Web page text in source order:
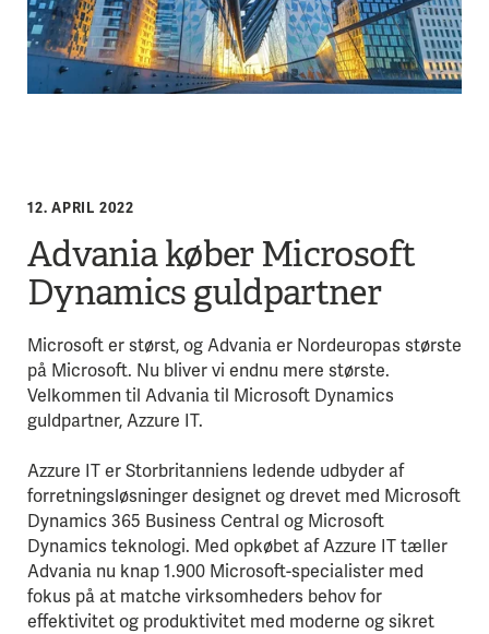
12. APRIL 2022
Advania køber Microsoft
Dynamics guldpartner
Microsoft er størst, og Advania er Nordeuropas største
på Microsoft. Nu bliver vi endnu mere største.
Velkommen til Advania til Microsoft Dynamics
guldpartner, Azzure IT.
Azzure IT er Storbritanniens ledende udbyder af
forretningsløsninger designet og drevet med Microsoft
Dynamics 365 Business Central og Microsoft
Dynamics teknologi. Med opkøbet af Azzure IT tæller
Advania nu knap 1.900 Microsoft-specialister med
fokus på at matche virksomheders behov for
effektivitet og produktivitet med moderne og sikret